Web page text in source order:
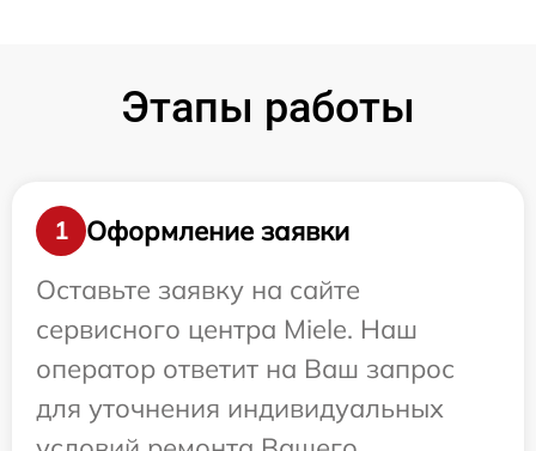
Этапы работы
1
Оформление заявки
Оставьте заявку на сайте
сервисного центра Miele. Наш
оператор ответит на Ваш запрос
для уточнения индивидуальных